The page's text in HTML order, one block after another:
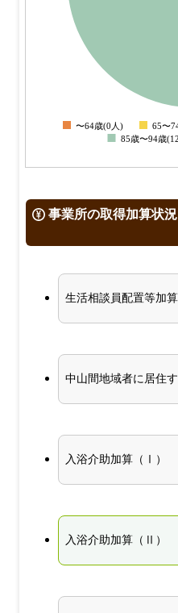
〜64歳(0人) 65〜
85歳〜94歳
事業所の取得加算状況
生活相談員配置等加算
中山間地域者に居住
入浴介助加算（Ⅰ）
入浴介助加算（Ⅱ）